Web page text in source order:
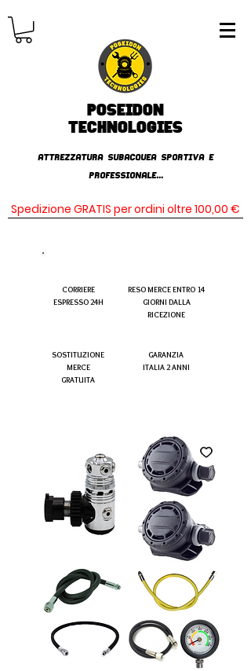
Poseidon
TECHNOLOGIES
AttrezzaturA subacqueA SPORTIVA E
PROFESSIONALE...
Spedizione GRATIS per ordini oltre 100,00 €
CORRIERE
ESPRESSO 24H
SOSTITUZIONE
MERCE
GRATUITA
RESO MERCE ENTRO 14
GIORNI DALLA
RICEZIONE
GARANZIA
ITALIA 2 ANNI